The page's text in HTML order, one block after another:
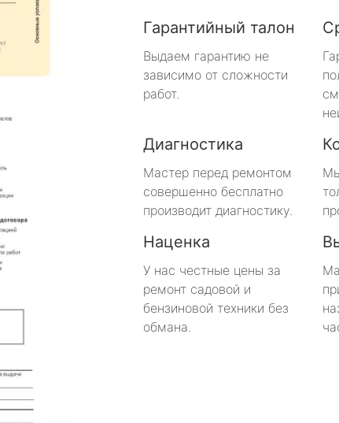
Гарантийный талон
Выдаем гарантию не
зависимо от сложности
работ.
Диагностика
Мастер перед ремонтом
совершенно бесплатно
производит диагностику.
Наценка
У нас честные цены за
ремонт садовой и
бензиновой техники без
обмана.